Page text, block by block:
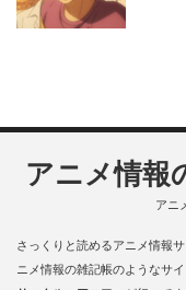
アニメ情報
アニ
さっくりと読めるアニメ情報
ニメ情報の雑記帳のようなサ